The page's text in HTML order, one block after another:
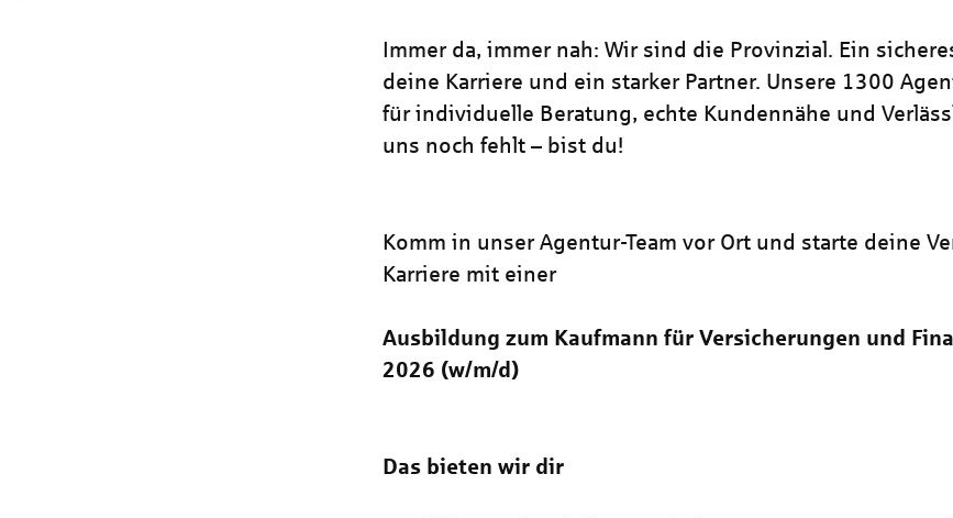
Immer da, immer nah: Wir sind die Provinzial. Ein
deine Karriere und ein starker Partner. Unsere 1300
für individuelle Beratung, echte Kundennähe und
uns noch fehlt – bist du!
Komm in unser Agentur-Team vor Ort und starte deine
Karriere mit einer
Ausbildung zum Kaufmann für Versicherungen und
2026 (w/m/d)
Das bieten wir dir